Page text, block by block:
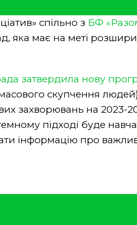
спільно з БФ
яка має на меті
затвердила нову
скупчення
захворювань на 2023-
підході буде
інформацію про